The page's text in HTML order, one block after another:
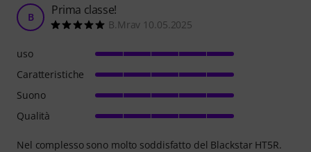
B Prima classe!
B.Mrav 10.05.2025
Nel complesso sono molto soddisfatto del Blackstar HT5R.
uso
Caratteristiche
Suono
Qualità